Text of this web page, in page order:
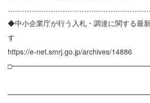
◆中小企業庁が行う入札・調達に関する最
す
https://e-net.smrj.go.jp/archives/14886